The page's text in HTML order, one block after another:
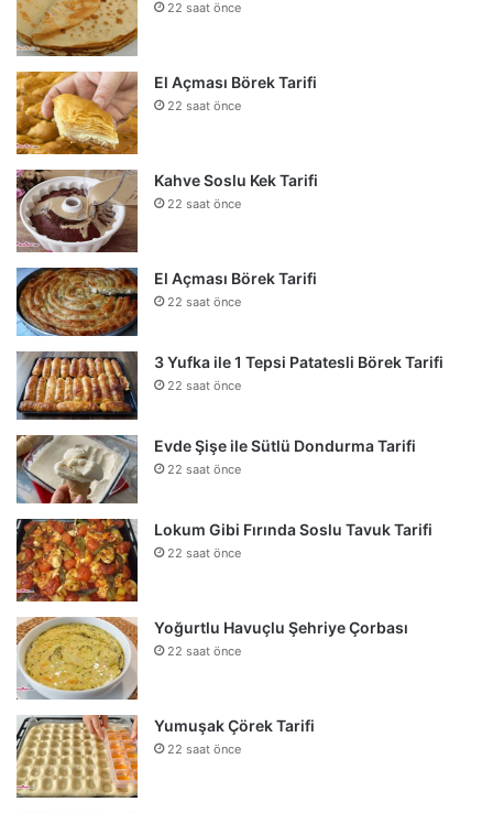
22 saat önce
El Açması Börek Tarifi
22 saat önce
Kahve Soslu Kek Tarifi
22 saat önce
El Açması Börek Tarifi
22 saat önce
3 Yufka ile 1 Tepsi Patatesli Börek Tarifi
22 saat önce
Evde Şişe ile Sütlü Dondurma Tarifi
22 saat önce
Lokum Gibi Fırında Soslu Tavuk Tarifi
22 saat önce
Yoğurtlu Havuçlu Şehriye Çorbası
22 saat önce
Yumuşak Çörek Tarifi
22 saat önce